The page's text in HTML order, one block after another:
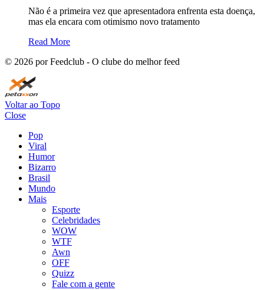
Não é a primeira vez que apresentadora enfrenta esta doença,
mas ela encara com otimismo novo tratamento
Read More
© 2026 por Feedclub - O clube do melhor feed
Voltar ao Topo
Close
Pop
Viral
Humor
Bizarro
Brasil
Mundo
Mais
Esporte
Celebridades
WOW
WTF
Awn
OFF
Quizz
Fale com a gente